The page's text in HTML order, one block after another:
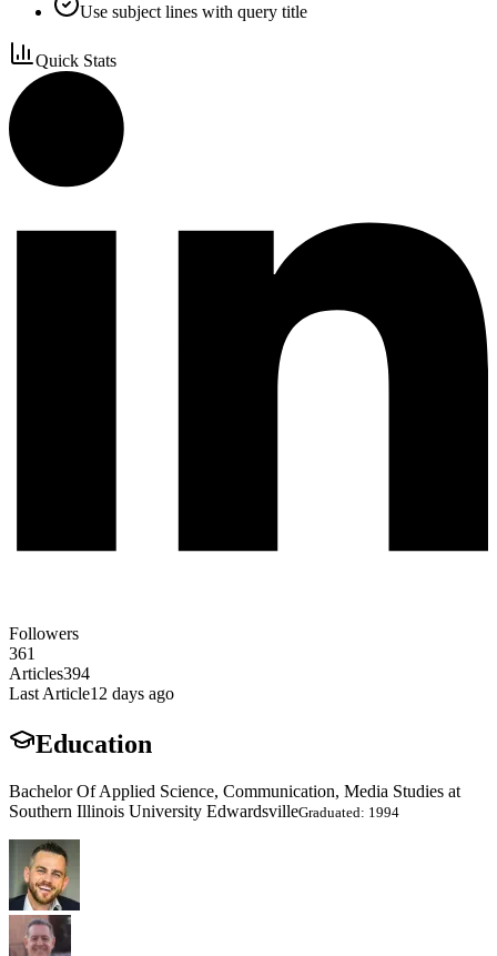
Use subject lines with query title
Quick Stats
Followers
361
Articles394
Last Article12 days ago
Education
Bachelor Of Applied Science, Communication, Media Studies at
Southern Illinois University EdwardsvilleGraduated: 1994